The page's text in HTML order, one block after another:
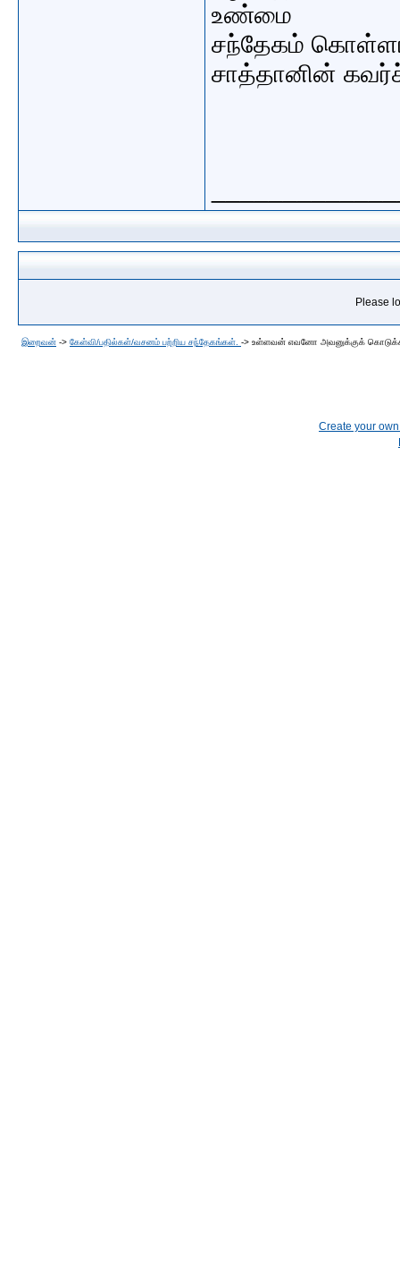
உண்மை
சந்தேகம்
சாத்தானின்
Please
இறைவன் -> கேள்வி/பதில்கள்/வசனம் பற்றிய சந்தேகங்கள். -> உள்ளவன் எவனோ அவனுக்குக்
Create your